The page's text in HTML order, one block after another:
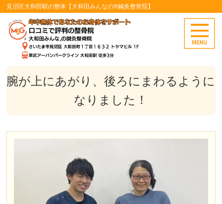
見沼区大和田駅の整体【大和田みんなの®鍼灸整骨院】
腕が上にあがり、後ろにまわるように
なりました！